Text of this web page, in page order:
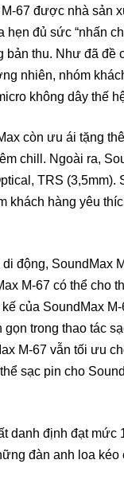
67 được nhà sản
đủ sức “nhấn
bản thu. Như đã
nhiên, nhóm
không dây thế
còn ưu ái tặng
chill. Ngoài ra,
TRS
khách hàng yêu
di động,
M-67 có thể
của SoundMax
trong thao tác
M-67 vẫn tối ưu
sạc pin cho
danh định đạt
đàn anh loa